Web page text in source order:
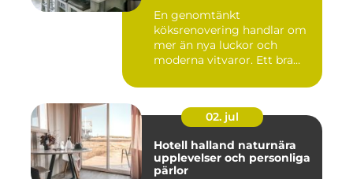
En genomtänkt
köksrenovering handlar om
mer än nya luckor och
moderna vitvaror. Ett bra
02. jul
Hotell halland naturnära
upplevelser och personliga
pärlor